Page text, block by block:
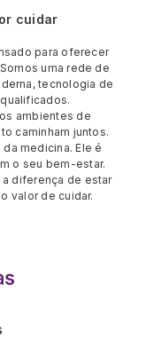
cuidar
para oferecer
uma rede de
tecnologia de
ambientes de
caminham juntos.
medicina. Ele é
o seu bem-estar.
a diferença de estar
valor de cuidar.